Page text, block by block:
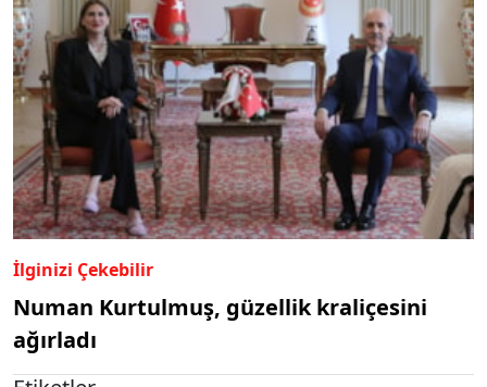
İlginizi Çekebilir
Numan Kurtulmuş, güzellik kraliçesini
ağırladı